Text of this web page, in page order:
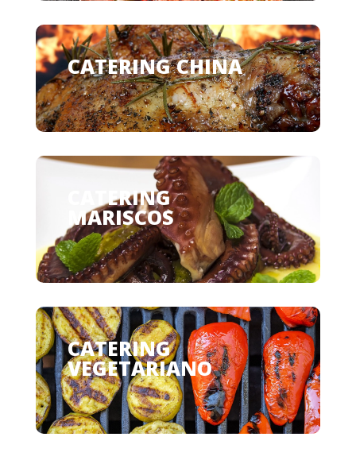
CATERING CHINA
CATERING DE
MARISCOS
CATERING
VEGETARIANO